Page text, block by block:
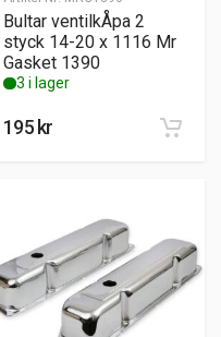
Bultar ventilkÅpa 2
styck 14-20 x 1116 Mr
Gasket 1390
3 i lager
195 kr